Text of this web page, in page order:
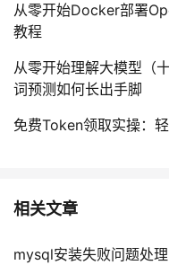
从零开始Docker部署
教程
从零开始理解大模型
词预测如何长出手脚
免费Token领取实操：
相关文章
mysql安装失败问题处理